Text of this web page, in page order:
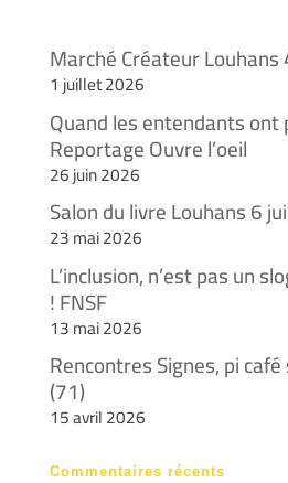
Marché Créateur
1 juillet 2026
Quand les entendants
Reportage Ouvre l’oeil
26 juin 2026
Salon du livre Louhans 6
23 mai 2026
L’inclusion, n’est pas un
! FNSF
13 mai 2026
Rencontres Signes, pi
(71)
15 avril 2026
Commentaires récents